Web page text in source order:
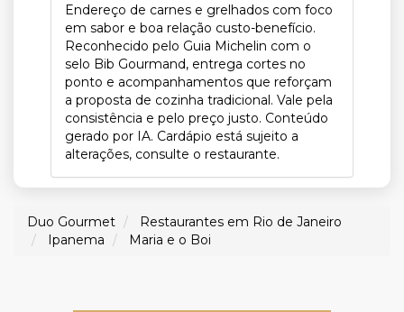
Endereço de carnes e grelhados com foco
em sabor e boa relação custo-benefício.
Reconhecido pelo Guia Michelin com o
selo Bib Gourmand, entrega cortes no
ponto e acompanhamentos que reforçam
a proposta de cozinha tradicional. Vale pela
consistência e pelo preço justo. Conteúdo
gerado por IA. Cardápio está sujeito a
alterações, consulte o restaurante.
Duo Gourmet
Restaurantes em Rio de Janeiro
Ipanema
Maria e o Boi